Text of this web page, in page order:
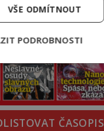
ČASOPIS
VŠE ODMÍTNOUT
PODROBNOSTI